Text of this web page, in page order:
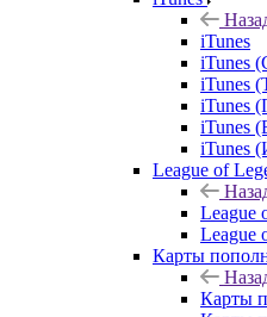
iTunes
iTunes
iTunes
iTunes
iTunes
iTunes
League of
League
League
Карты
Карты